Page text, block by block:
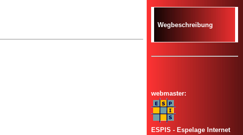
Wegbeschreibung
webmaster:
ESPIS - Espelage Internet